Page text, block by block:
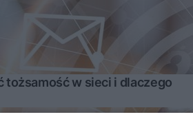
tożsamość w sieci i dlaczego